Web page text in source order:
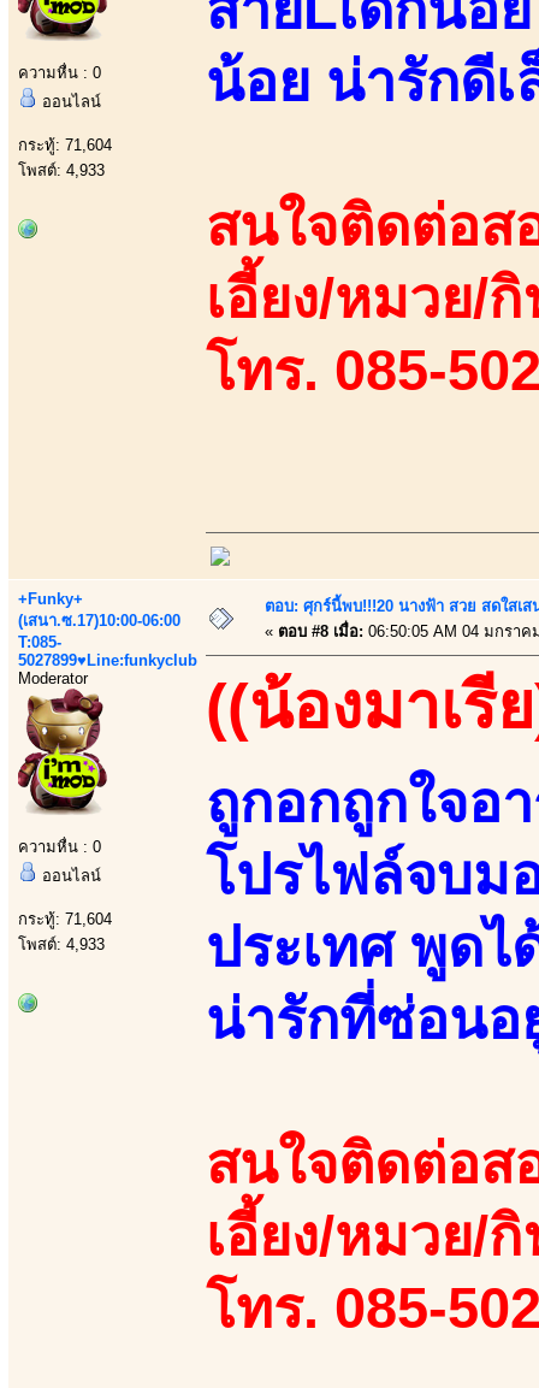
ความหื่น : 0
ออนไลน์
กระทู้: 71,604
โพสต์: 4,933
น้อย น่ารักดีเ
สนใจติดต่อส
เอี้ยง/หมวย/
โทร. 085-
+Funky+
(เสนา.ซ.17)10:00-06:00
T:085-
5027899♥Line:funkyclub
Moderator
ความหื่น : 0
ออนไลน์
กระทู้: 71,604
โพสต์: 4,933
ตอบ: ศุกร์นี้พบ!!!20 นางฟ้า สวย สดใสเส
« ตอบ #8 เมื่อ: 06:50:05 AM 04 มกราค
((น้องมาเรี
ถูกอกถูกใจ
โปรไฟล์จบม
ประเทศ พูด
น่ารักที่ซ่อน
สนใจติดต่อส
เอี้ยง/หมวย/
โทร. 085-